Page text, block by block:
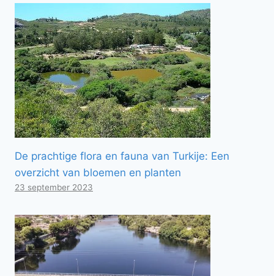
De prachtige flora en fauna van Turkije: Een
overzicht van bloemen en planten
23 september 2023